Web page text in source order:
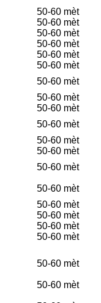
50-60 mèt
50-60 mèt
50-60 mèt
50-60 mèt
50-60 mèt
50-60 mèt
50-60 mèt
50-60 mèt
50-60 mèt
50-60 mèt
50-60 mèt
50-60 mèt
50-60 mèt
50-60 mèt
50-60 mèt
50-60 mèt
50-60 mèt
50-60 mèt
50-60 mèt
50-60 mèt